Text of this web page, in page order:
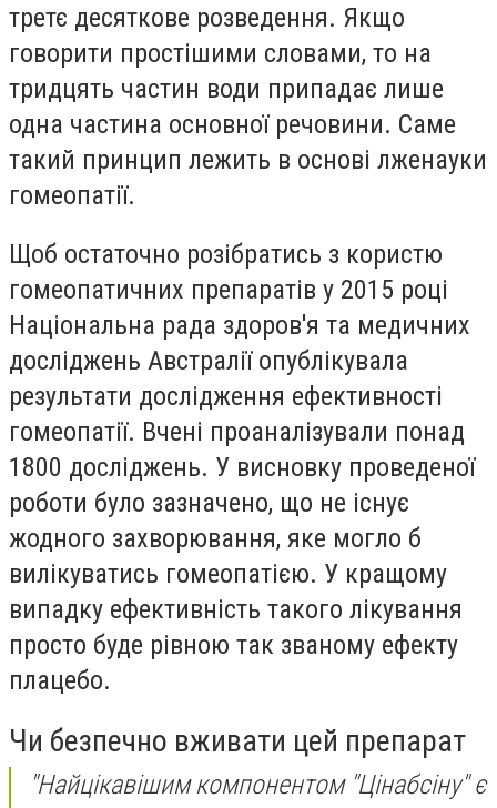
третє десяткове розведення. Якщо
говорити простішими словами, то на
тридцять частин води припадає лише
одна частина основної речовини. Саме
такий принцип лежить в основі лженауки
гомеопатії.
Щоб остаточно розібратись з користю
гомеопатичних препаратів у 2015 році
Національна рада здоров'я та медичних
досліджень Австралії опублікувала
результати дослідження ефективності
гомеопатії. Вчені проаналізували понад
1800 досліджень. У висновку проведеної
роботи було зазначено, що не існує
жодного захворювання, яке могло б
вилікуватись гомеопатією. У кращому
випадку ефективність такого лікування
просто буде рівною так званому ефекту
плацебо.
Чи безпечно вживати цей препарат
"Найцікавішим компонентом "Цінабсіну" є